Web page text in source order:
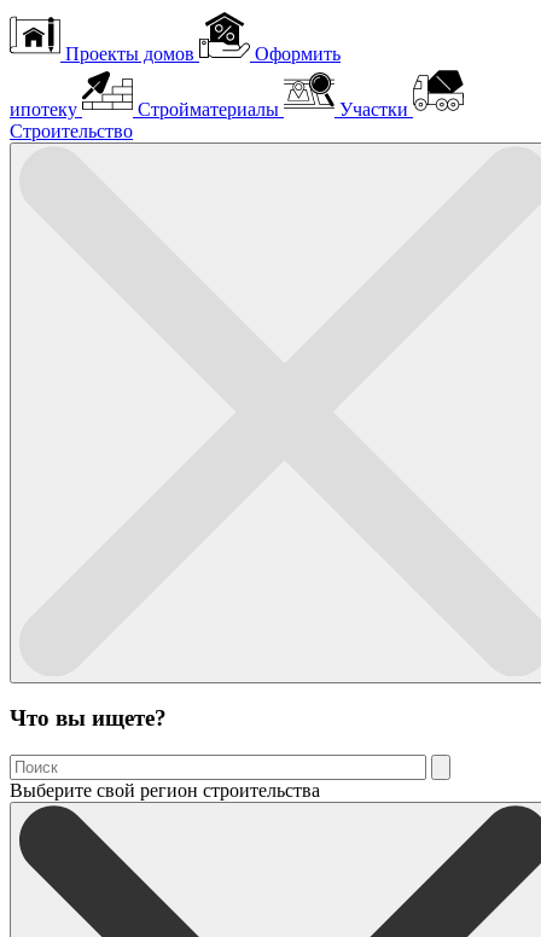
Проекты домов Оформить
ипотеку Стройматериалы
Участки
Строительство
Что вы ищете?
Выберите свой регион строительства